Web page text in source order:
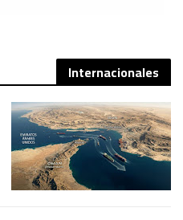
Internacionales